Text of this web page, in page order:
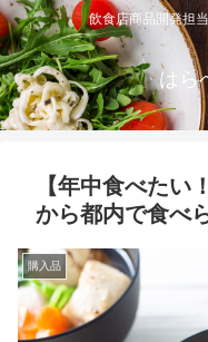
飲食店商品開発担
はら
【年中食べたい
から都内で食べ
購入品